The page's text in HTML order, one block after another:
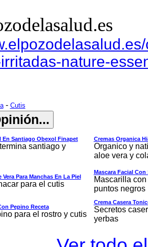
nature-
- Cutis
En Santiago Obexol Finapet
santiago y
Cremas Organica
Organico y
aloe vera y
Para Manchas En La Piel
para el cutis
Mascara Facial
Mascarilla
puntos negros
Pepino Receta
para el rostro y cutis
Crema Casera
Secretos
yerbas